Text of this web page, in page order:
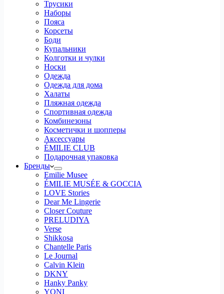
Трусики
Наборы
Пояса
Корсеты
Боди
Купальники
Колготки и чулки
Носки
Одежда
Одежда для дома
Халаты
Пляжная одежда
Спортивная одежда
Комбинезоны
Косметички и шопперы
Аксессуары
ÉMILIE CLUB
Подарочная упаковка
Бренды
Emilie Musee
ÉMILIE MUSÉE & GOCCIA
LOVE Stories
Dear Me Lingerie
Closer Couture
PRELUDIYA
Verse
Shikkosa
Chantelle Paris
Le Journal
Calvin Klein
DKNY
Hanky Panky
YONI